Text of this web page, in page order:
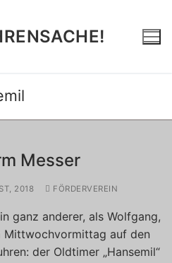
Messer
2018 FÖRDERVEREIN
ganz anderer, als Wolfgang,
Mittwochvormittag auf den
der Oldtimer „Hansemil“